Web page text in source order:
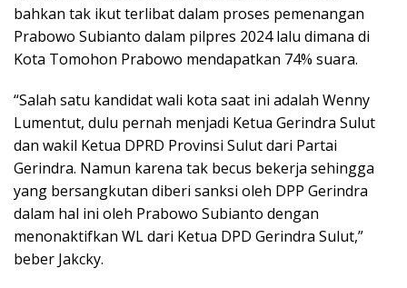
bahkan tak ikut terlibat dalam proses pemenangan
Prabowo Subianto dalam pilpres 2024 lalu dimana di
Kota Tomohon Prabowo mendapatkan 74% suara.
“Salah satu kandidat wali kota saat ini adalah Wenny
Lumentut, dulu pernah menjadi Ketua Gerindra Sulut
dan wakil Ketua DPRD Provinsi Sulut dari Partai
Gerindra. Namun karena tak becus bekerja sehingga
yang bersangkutan diberi sanksi oleh DPP Gerindra
dalam hal ini oleh Prabowo Subianto dengan
menonaktifkan WL dari Ketua DPD Gerindra Sulut,”
beber Jakcky.